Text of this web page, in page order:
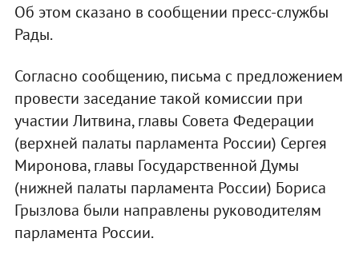
Об этом сказано в сообщении пресс-службы
Рады.
Согласно сообщению, письма с предложением
провести заседание такой комиссии при
участии Литвина, главы Совета Федерации
(верхней палаты парламента России) Сергея
Миронова, главы Государственной Думы
(нижней палаты парламента России) Бориса
Грызлова были направлены руководителям
парламента России.